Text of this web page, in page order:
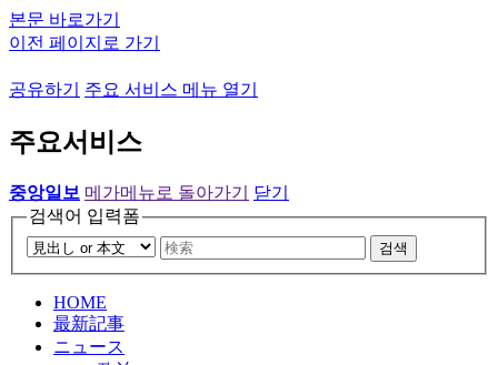
본문 바로가기
이전 페이지로 가기
공유하기 주요 서비스 메뉴 열기
주요서비스
중앙일보 메가메뉴로 돌아가기
닫기
검색어 입력폼
검색
HOME
最新記事
ニュース